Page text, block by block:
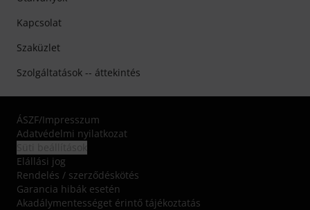
Kapcsolat
Szaküzlet
Szolgáltatások -- áttekintés
ÁSZF/Impresszum
Adatvédelmi nyilatkozat
Elállási jog
Rendelés / szerződéskötés
Garancia hibák esetén
Akadálymentességet érintő tájékoztatás